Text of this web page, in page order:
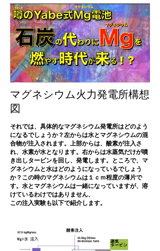
マグネシウム火力発電所構想
図
それでは、具体的なマグネシウム発電所はどのよう
になるでしょうか？左からは水とマグネシウムの混
合物が注入されます。上部からは、酸素が注入さ
れ、水素が水となります。右からは水蒸気だけが噴
き出しタービンを回し、発電します。ところで、マ
グネシウムと水はどのようになっているでしょう
か？この時のマグネシウムは１ｃｍ程度の薄片で
す。水とマグネシウムは一緒になっていますが、溶
けているわけではありません、
​この注入実験も以下で紹介します。